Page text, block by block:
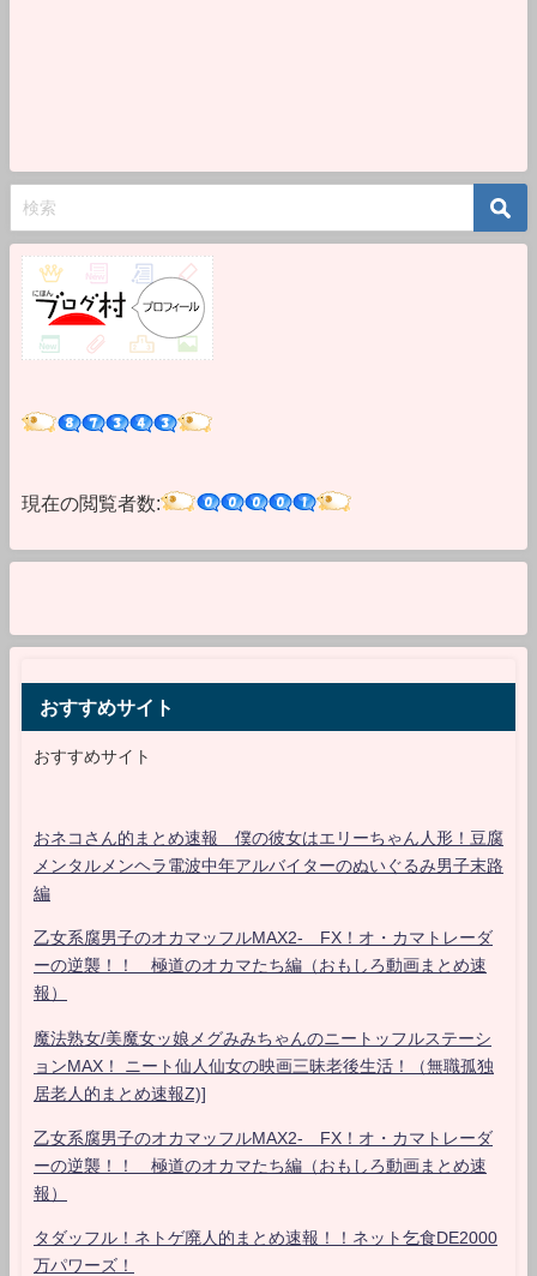
現在の閲覧者数:
おすすめサイト
おすすめサイト
おネコさん的まとめ速報 僕の彼女はエリーちゃん人形！豆腐
メンタルメンヘラ電波中年アルバイターのぬいぐるみ男子末路
編
乙女系腐男子のオカマッフルMAX2- FX！オ・カマトレーダ
ーの逆襲！！ 極道のオカマたち編（おもしろ動画まとめ速
報）
魔法熟女/美魔女ッ娘メグみみちゃんのニートッフルステーシ
ョンMAX！ ニート仙人仙女の映画三昧老後生活！（無職孤独
居老人的まとめ速報Z)]
乙女系腐男子のオカマッフルMAX2- FX！オ・カマトレーダ
ーの逆襲！！ 極道のオカマたち編（おもしろ動画まとめ速
報）
タダッフル！ネトゲ廃人的まとめ速報！！ネット乞食DE2000
万パワーズ！